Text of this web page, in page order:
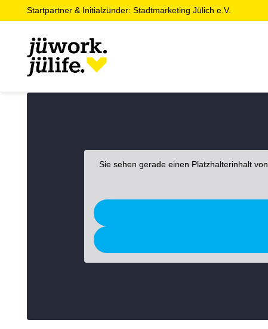
Startpartner & Initialzünder: Stadtmarketing Jülich e.V.
Sie sehen gerade einen Platzhalterinhalt von